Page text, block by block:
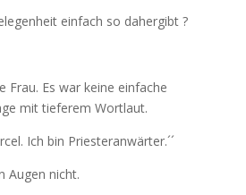
einfach so dahergibt ?
Frau. Es war keine einfache
mit tieferem Wortlaut.
Ich bin Priesteranwärter.´´
Augen nicht.